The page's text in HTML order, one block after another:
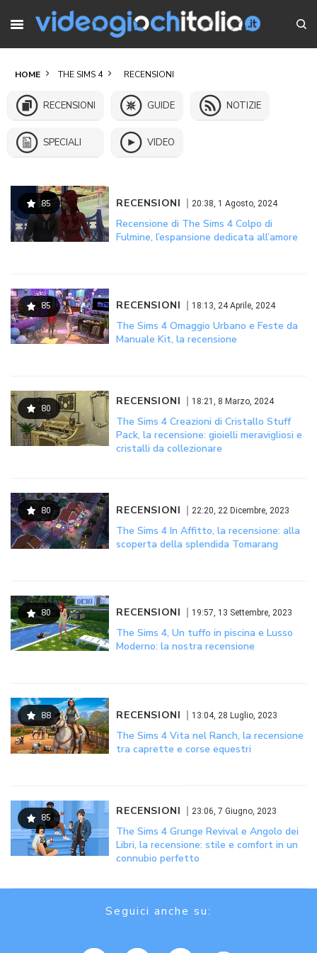
HOME THE SIMS 4 RECENSIONI
RECENSIONI GUIDE NOTIZIE
SPECIALI VIDEO
85 RECENSIONI 20:38, 1 Agosto, 2024
Recensione di The Sims 4 Colpo di
Fulmine, l’espansione dedicata all’amore
85 RECENSIONI 18:13, 24 Aprile, 2024
The Sims 4 Omaggio Urbano e Feste da
Manuale Kit, la recensione
80
RECENSIONI 18:21, 8 Marzo, 2024
The Sims 4 Creazioni di Cristallo Stuff
Pack, la recensione: gioielli meravigliosi e
cristalli da collezionare
80 RECENSIONI 22:20, 22 Dicembre, 2023
The Sims 4 In Affitto, la recensione: alla
scoperta della splendida Tomarang
80 RECENSIONI 19:57, 13 Settembre, 2023
The Sims 4, Un tuffo in piscina e Lusso
Moderno: la nostra recensione
88 RECENSIONI 13:04, 28 Luglio, 2023
The Sims 4 Vita nel Ranch, la recensione
tra caprette e corse equestri
85
RECENSIONI 23:06, 7 Giugno, 2023
The Sims 4 Grunge Revival e Angolo dei
Libri, la recensione: stile e comfort in un
connubio perfetto
Seguici anche su: